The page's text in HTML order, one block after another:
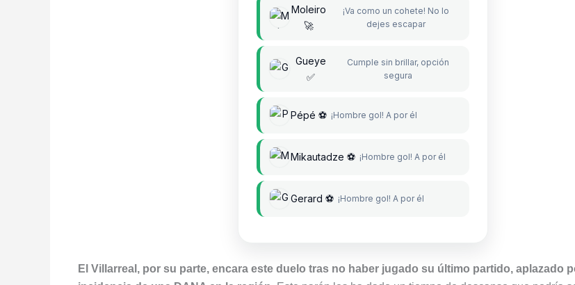
Moleiro
🚀
¡Va como un cohete! No lo
dejes escapar
Gueye
✅
Cumple sin brillar, opción
segura
Pépé ⚽ ¡Hombre gol! A por él
Mikautadze ⚽ ¡Hombre gol! A por él
Gerard ⚽ ¡Hombre gol! A por él
El Villarreal, por su parte, encara este duelo tras no haber jugado su último partido, aplazado